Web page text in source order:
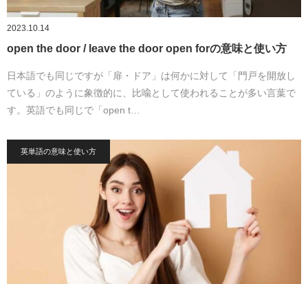
2023.10.14
open the door / leave the door open forの意味と使い方
日本語でも同じですが「扉・ドア」は何かに対して「門戸を開放し
ている」のように象徴的に、比喩として使われることが多い言葉で
す。英語でも同じで「open t…
英単語の意味と使い方